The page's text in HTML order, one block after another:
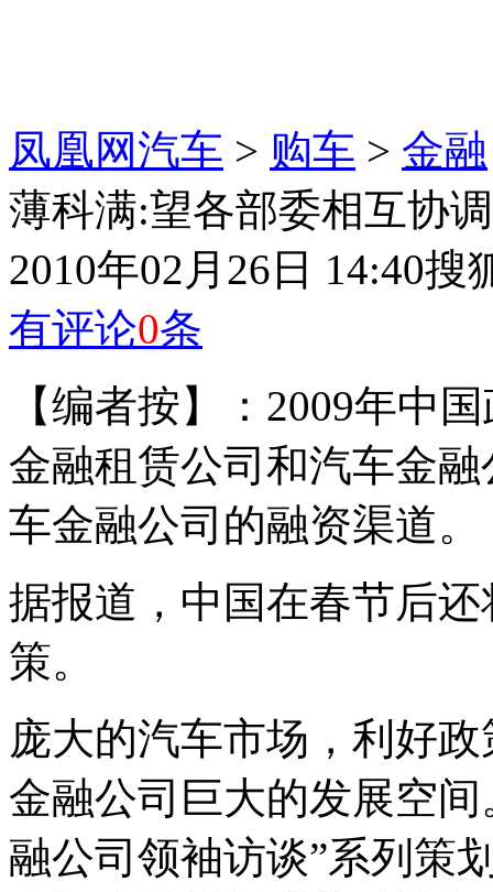
凤凰网汽车 > 购车 > 金融
薄科满:望各部委相互协
2010年02月26日 14:40搜
有评论0条
【编者按】：2009年中
金融租赁公司和汽车金
车金融公司的融资渠道。
据报道，中国在春节后
策。
庞大的汽车市场，利好
金融公司巨大的发展空
融公司领袖访谈”系列策